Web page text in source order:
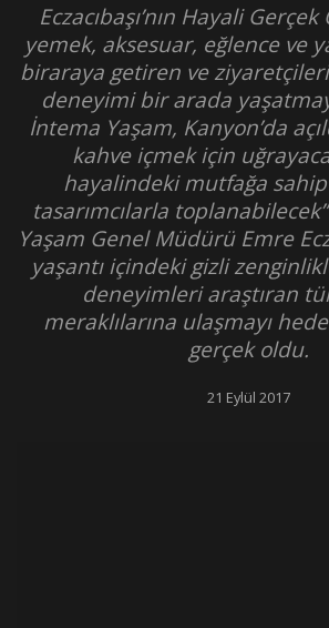
Eczacıbaşı’nın Hayali
yemek, aksesuar, eğlence ve
biraraya getiren ve
deneyimi bir arada
İntema Yaşam, Kanyon’da
kahve içmek için
hayalindeki mutfağa
tasarımcılarla
Yaşam Genel Müdürü Emre
yaşantı içindeki gizli
deneyimleri araştıran
meraklılarına ulaşmayı
gerçek oldu.
21 Eylül 2017